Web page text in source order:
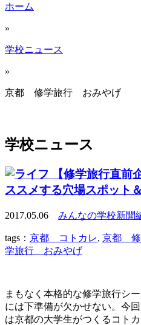
ホーム
»
学校ニュース
»
京都 修学旅行 おみやげ
学校ニュース
【修学旅行直前
ススメする穴場スポット
2017.05.06 みんなの学校新聞
tags： 京都 コトカレ, 京都 修
学旅行 おみやげ
まもなく本格的な修学旅行シ
には下準備が欠かせない。今
は京都の大学生がつくるコト